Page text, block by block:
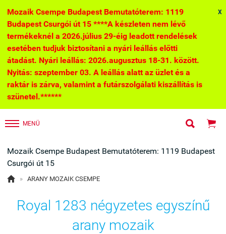
Mozaik Csempe Budapest Bemutatóterem: 1119
Budapest Csurgói út 15 ****A készleten nem lévő
termékeknél a 2026.július 29-éig leadott rendelések
esetében tudjuk biztosítani a nyári leállás előtti
átadást. Nyári leállás: 2026.augusztus 18-31. között.
Nyitás: szeptember 03. A leállás alatt az üzlet és a
raktár is zárva, valamint a futárszolgálati kiszállítás is
szünetel.******
X
MENÜ  
Mozaik Csempe Budapest Bemutatóterem: 1119 Budapest
Csurgói út 15
 » ARANY MOZAIK CSEMPE
Royal 1283 négyzetes egyszínű
arany mozaik